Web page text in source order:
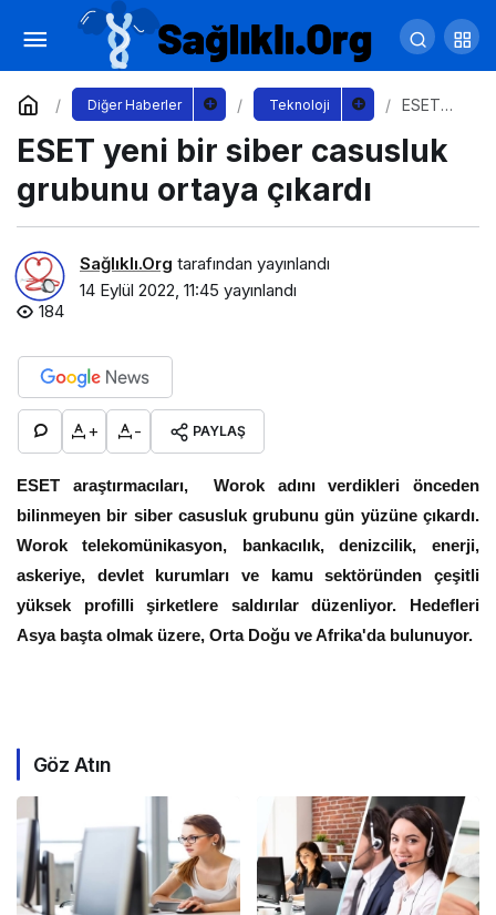
Diğer Haberler Teknoloji
ESET
siber
casusluk
ESET yeni bir siber casusluk
grubunu ortaya çıkardı
Sağlıklı.Org tarafından yayınlandı
14 Eylül 2022, 11:45 yayınlandı
184
+ - PAYLAŞ
ESET araştırmacıları, Worok adını verdikleri önceden
bilinmeyen bir siber casusluk grubunu gün yüzüne çıkardı.
Worok telekomünikasyon, bankacılık, denizcilik, enerji,
askeriye, devlet kurumları ve kamu sektöründen çeşitli
yüksek profilli şirketlere saldırılar düzenliyor. Hedefleri
Asya başta olmak üzere, Orta Doğu ve Afrika'da bulunuyor.
Göz Atın
“Stranger Things” ve “Big Floppa” – 2022
yaz aylarında çocukların en çok ilgilendiği konular
belli oldu
Yorum Yap Paylaş